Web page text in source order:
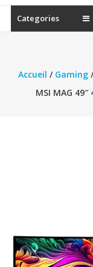
matériel
informatique
Categories
Accueil / Gaming
MSI MAG 49″